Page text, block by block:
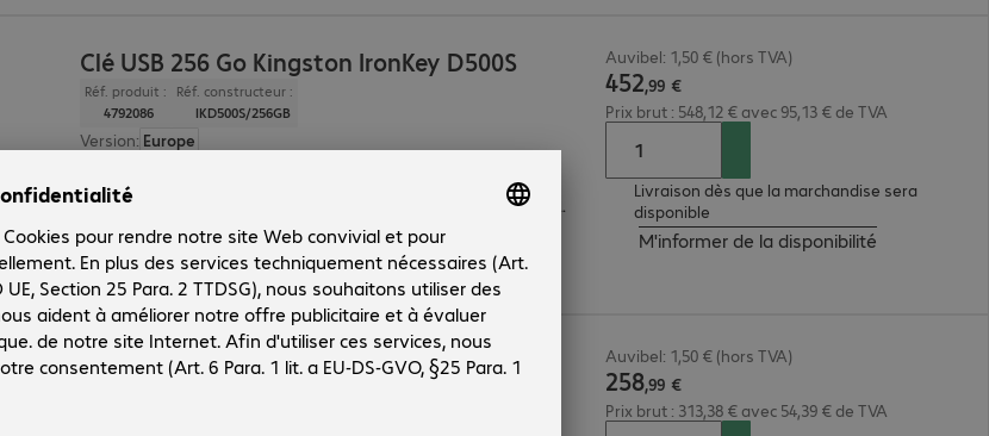
Clé USB 256 Go Kingston IronKey D500S
Réf. produit :
4792086
Réf. constructeur :
IKD500S/256GB
Version: Europe
Connexions
Fonctions de sécurité
protection par mot de passe, chiffrement AES sur 256 bits
Vitesse d'écriture (jusqu'à) :170 Mo/s
Auvibel: 1,50 € (hors TVA)
452,99 €
Prix brut : 548,12 € avec 95,13 € de TVA
Livraison dès que la marchandise sera
disponible
M'informer de la disponibilité
Clé USB 128 Go Kingston IronKey D500S Auvibel: 1,50 € (hors TVA)
258,99 €
Prix brut : 313,38 € avec 54,39 € de TVA